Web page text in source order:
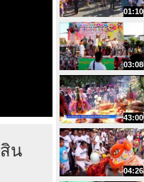
น
01:10
03:08
43:00
04:26